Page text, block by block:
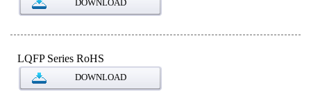
DOWNLOAD
LQFP Series RoHS
DOWNLOAD